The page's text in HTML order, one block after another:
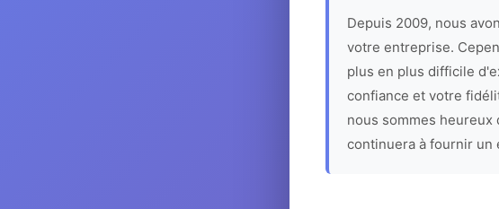
Depuis 2009, nous
votre entreprise.
plus en plus difficile
confiance et votre
nous sommes
continuera à fournir un